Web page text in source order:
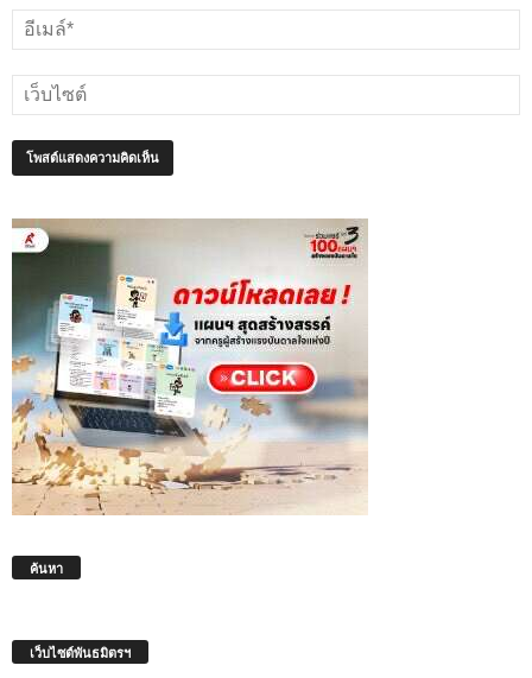
ค้นหา
เว็บไซต์พันธมิตรฯ